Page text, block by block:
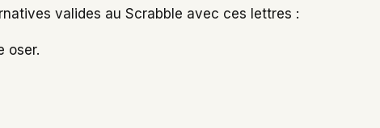
valides au Scrabble avec ces lettres :
oser.